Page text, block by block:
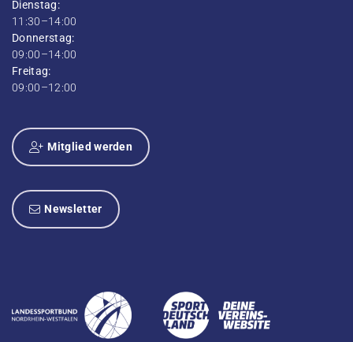
Dienstag:
11:30–14:00
Donnerstag:
09:00–14:00
Freitag:
09:00–12:00
Mitglied werden
Newsletter